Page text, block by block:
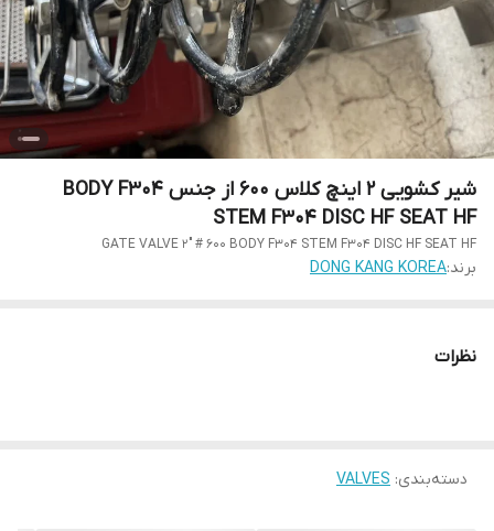
شیر کشویی 2 اینچ کلاس 600 از جنس BODY F304
STEM F304 DISC HF SEAT HF
GATE VALVE 2" # 600 BODY F304 STEM F304 DISC HF SEAT HF
برند:DONG KANG KOREA
نظرات
دسته‌بندی:
VALVES